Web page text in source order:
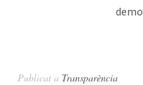
Publicat a Transparència